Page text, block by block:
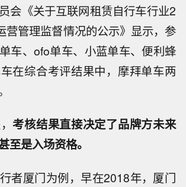
会《关于互联网租赁自行车行业2
营管理监督情况的公示》显示，参
车、ofo单车、小蓝单车、便利蜂
在综合考评结果中，摩拜单车两
考核结果直接决定了品牌方未来
至是入场资格。
者厦门为例，早在2018年，厦门